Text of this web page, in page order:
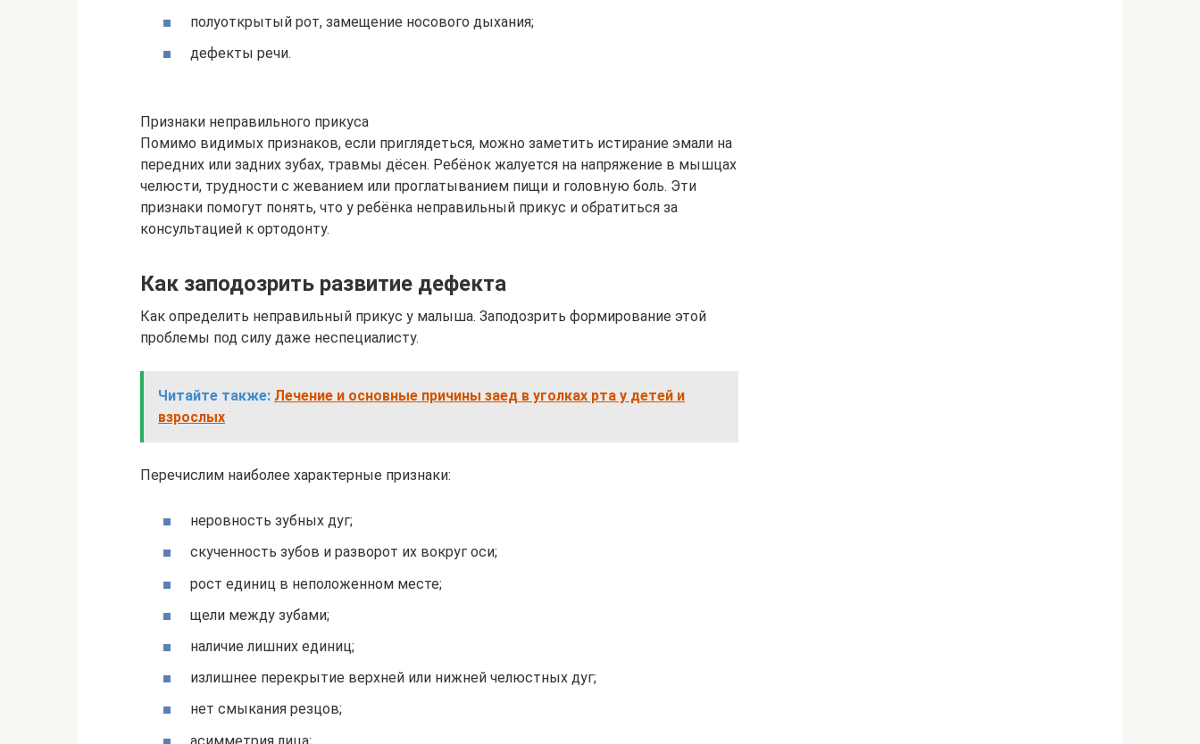
полуоткрытый рот, замещение носового дыхания;
дефекты речи.
Признаки неправильного прикуса
Помимо видимых признаков, если приглядеться, можно заметить истирание эмали на
передних или задних зубах, травмы дёсен. Ребёнок жалуется на напряжение в мышцах
челюсти, трудности с жеванием или проглатыванием пищи и головную боль. Эти
признаки помогут понять, что у ребёнка неправильный прикус и обратиться за
консультацией к ортодонту.
Как заподозрить развитие дефекта
Как определить неправильный прикус у малыша. Заподозрить формирование этой
проблемы под силу даже неспециалисту.
Читайте также: Лечение и основные причины заед в уголках рта у детей и
взрослых
Перечислим наиболее характерные признаки:
неровность зубных дуг;
скученность зубов и разворот их вокруг оси;
рост единиц в неположенном месте;
щели между зубами;
наличие лишних единиц;
излишнее перекрытие верхней или нижней челюстных дуг;
нет смыкания резцов;
асимметрия лица;